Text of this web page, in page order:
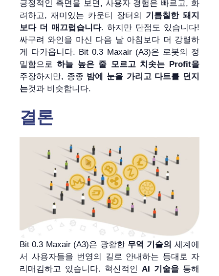
긍정적인 측면을 보면, 사용자 경험은 빠르고, 화
려하고, 재미있는 카운티 장터의 기름칠한 돼지
보다 더 매끄럽습니다. 하지만 단점도 있습니다!
싸구려 와인을 마신 다음 날 아침보다 더 강렬하
게 다가옵니다. Bit 0.3 Maxair (A3)은 로봇의 정
밀함으로 하늘 높은 줄 모르고 치솟는 Profit을
주장하지만, 종종 밤에 눈을 가리고 다트를 던지
는것과 비슷합니다.
결론
Bit 0.3 Maxair (A3)은 광활한 무역 기술의 세계에
서 사용자들을 번영의 길로 안내하는 등대로 자
리매김하고 있습니다. 혁신적인 AI 기술을 통해